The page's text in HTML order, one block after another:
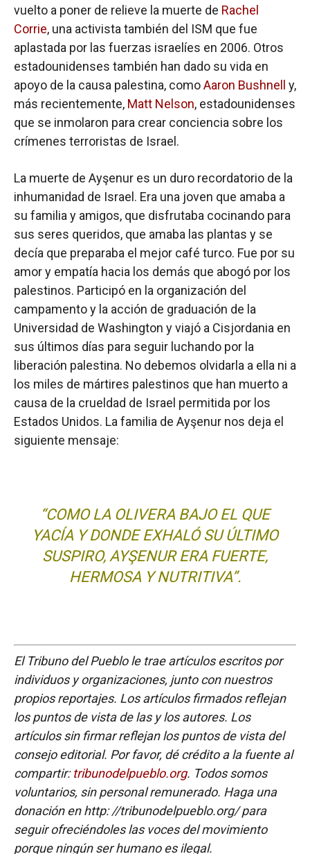
vuelto a poner de relieve la muerte de Rachel
Corrie, una activista también del ISM que fue
aplastada por las fuerzas israelíes en 2006. Otros
estadounidenses también han dado su vida en
apoyo de la causa palestina, comoAaron Bushnell
y,
más recientemente, Matt Nelson, estadounidenses
que se inmolaron para crear conciencia sobre los
crímenes terroristas de Israel.
La muerte de Ayşenur es un duro recordatorio de la
inhumanidad de Israel. Era una joven que amaba a
su familia y amigos, que disfrutaba cocinando para
sus seres queridos, que amaba las plantas y se
decía que preparaba el mejor café turco. Fue por su
amor y empatía hacia los demás que abogó por los
palestinos. Participó en la organización del
campamento y la acción de graduación de la
Universidad de Washington y viajó a Cisjordania en
sus últimos días para seguir luchando por la
liberación palestina. No debemos olvidarla a ella ni a
los miles de mártires palestinos que han muerto a
causa de la crueldad de Israel permitida por los
Estados Unidos. La familia de Ayşenur nos deja el
siguiente mensaje:
“COMO LA OLIVERA BAJO EL QUE
YACÍA Y DONDE EXHALÓ SU ÚLTIMO
SUSPIRO, AYŞENUR ERA FUERTE,
HERMOSA Y NUTRITIVA”.
El Tribuno del Pueblo le trae artículos escritos por
individuos y organizaciones, junto con nuestros
propios reportajes. Los artículos firmados reflejan
los puntos de vista de las y los autores. Los
artículos sin firmar reflejan los puntos de vista del
consejo editorial. Por favor, dé crédito a la fuente al
compartir:tribunodelpueblo.org. Todos somos
voluntarios, sin personal remunerado. Haga una
donación en http: //tribunodelpueblo.org/ para
seguir ofreciéndoles las voces del movimiento
porque ningún ser humano es ilegal.